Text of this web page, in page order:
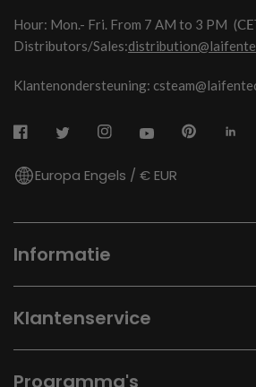
Hour: Mon.- Fri. From 7 AM to 3 PM
Distributors/Sales:
Klantenondersteuning:
Europa Engels / € EUR
Informatie
Klantenservice
Programma's